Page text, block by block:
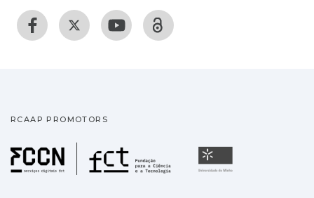
RCAAP PROMOTORS
Fundação para a